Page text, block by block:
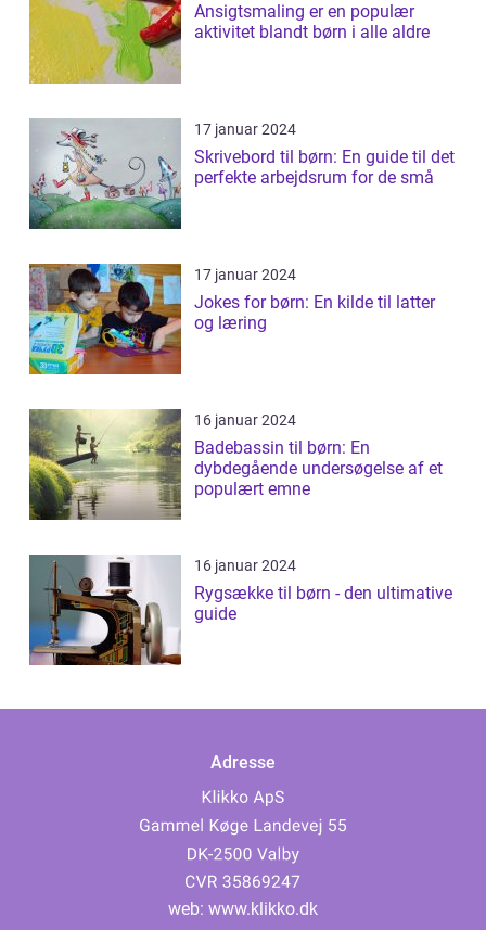
Ansigtsmaling er en populær
aktivitet blandt børn i alle aldre
17 januar 2024
Skrivebord til børn: En guide til det
perfekte arbejdsrum for de små
17 januar 2024
Jokes for børn: En kilde til latter
og læring
16 januar 2024
Badebassin til børn: En
dybdegående undersøgelse af et
populært emne
16 januar 2024
Rygsække til børn - den ultimative
guide
Adresse
web: www.klikko.dk